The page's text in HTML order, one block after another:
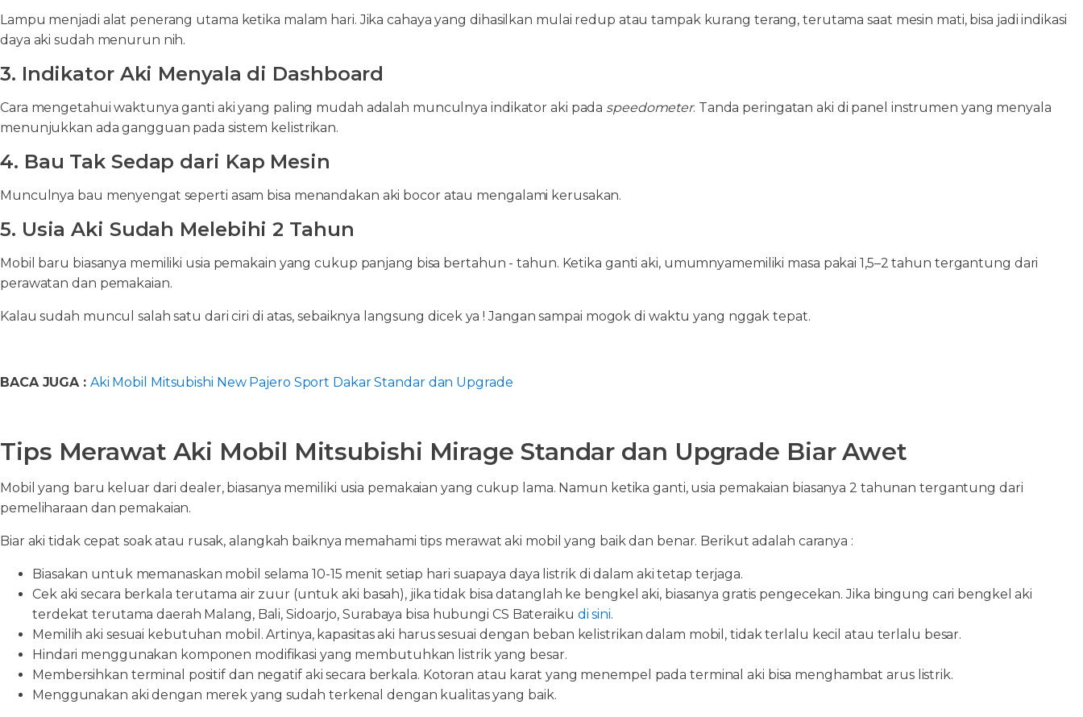
Lampu menjadi alat penerang utama ketika malam hari. Jika cahaya yang dihasilkan mulai redup atau tampak kurang terang, terutama saat mesin mati, bisa jadi indikasi
daya aki sudah menurun nih.
3. Indikator Aki Menyala di Dashboard
Cara mengetahui waktunya ganti aki yang paling mudah adalah munculnya indikator aki pada speedometer. Tanda peringatan aki di panel instrumen yang menyala
menunjukkan ada gangguan pada sistem kelistrikan.
4. Bau Tak Sedap dari Kap Mesin
Munculnya bau menyengat seperti asam bisa menandakan aki bocor atau mengalami kerusakan.
5. Usia Aki Sudah Melebihi 2 Tahun
Mobil baru biasanya memiliki usia pemakain yang cukup panjang bisa bertahun - tahun. Ketika ganti aki, umumnyamemiliki masa pakai 1,5–2 tahun tergantung dari
perawatan dan pemakaian.
Kalau sudah muncul salah satu dari ciri di atas, sebaiknya langsung dicek ya ! Jangan sampai mogok di waktu yang nggak tepat.
BACA JUGA : Aki Mobil Mitsubishi New Pajero Sport Dakar Standar dan Upgrade
Tips Merawat Aki Mobil Mitsubishi Mirage Standar dan Upgrade Biar Awet
Mobil yang baru keluar dari dealer, biasanya memiliki usia pemakaian yang cukup lama. Namun ketika ganti, usia pemakaian biasanya 2 tahunan tergantung dari
pemeliharaan dan pemakaian.
Biar aki tidak cepat soak atau rusak, alangkah baiknya memahami tips merawat aki mobil yang baik dan benar. Berikut adalah caranya :
Biasakan untuk memanaskan mobil selama 10-15 menit setiap hari suapaya daya listrik di dalam aki tetap terjaga.
Cek aki secara berkala terutama air zuur (untuk aki basah), jika tidak bisa datanglah ke bengkel aki, biasanya gratis pengecekan. Jika bingung cari bengkel aki
terdekat terutama daerah Malang, Bali, Sidoarjo, Surabaya bisa hubungi CS Bateraiku di sini.
Memilih aki sesuai kebutuhan mobil. Artinya, kapasitas aki harus sesuai dengan beban kelistrikan dalam mobil, tidak terlalu kecil atau terlalu besar.
Hindari menggunakan komponen modifikasi yang membutuhkan listrik yang besar.
Membersihkan terminal positif dan negatif aki secara berkala. Kotoran atau karat yang menempel pada terminal aki bisa menghambat arus listrik.
Menggunakan aki dengan merek yang sudah terkenal dengan kualitas yang baik.